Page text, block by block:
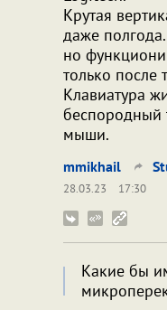
Крутая
даже
но
только после
Клавиатура
беспородный
мыши.
mmikhail
28.03.23
17:30
Какие бы